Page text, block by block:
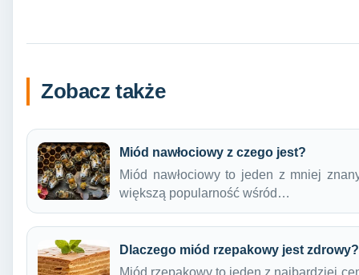
Zobacz także
Miód nawłociowy z czego jest?
Miód nawłociowy to jeden z mniej
większą popularność wśród…
Dlaczego miód rzepakowy jest zdrowy?